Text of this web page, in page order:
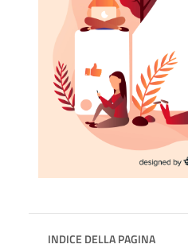
INDICE DELLA PAGINA